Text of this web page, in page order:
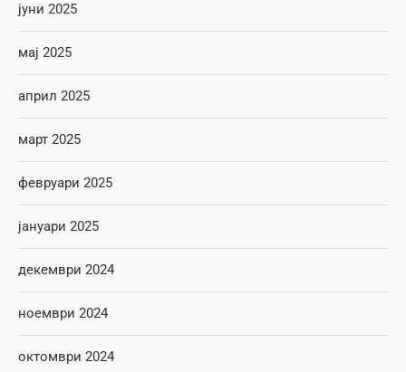
јуни 2025
мај 2025
април 2025
март 2025
февруари 2025
јануари 2025
декември 2024
ноември 2024
октомври 2024